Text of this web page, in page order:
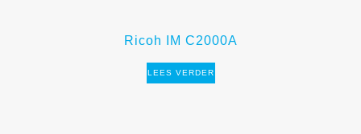
Ricoh IM C2000A
LEES VERDER